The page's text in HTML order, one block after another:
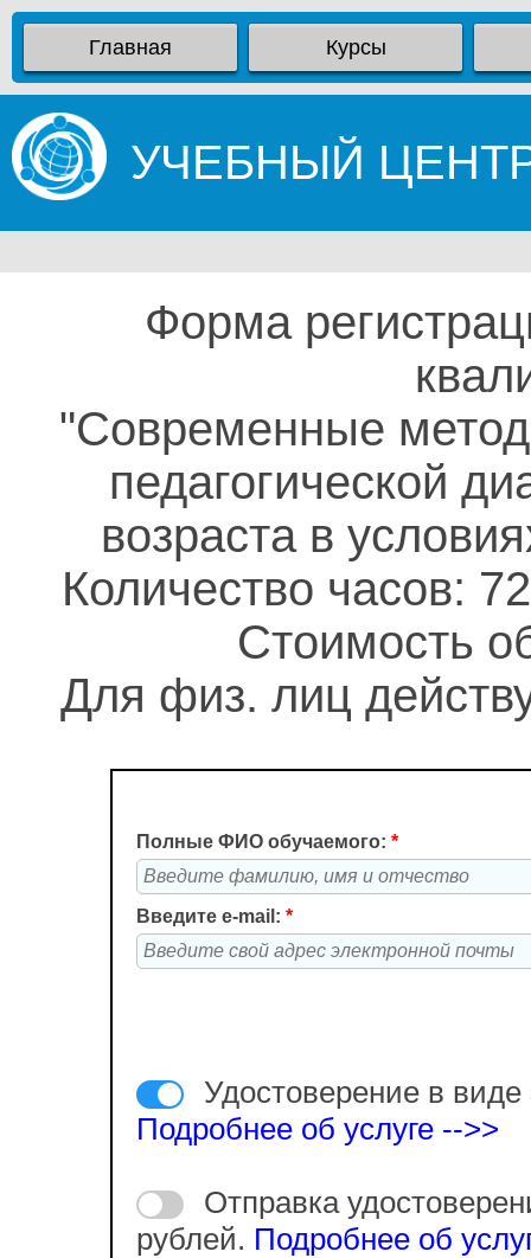
Главная Курсы
УЧЕБНЫЙ
Форма
"Современные
педагогической
возраста в
Количество часов:
Стоимость
Для физ. лиц
Полные ФИО обучаемого: *
Введите e-mail: *
Удостоверение в виде
Подробнее об услуге -->>
Отправка
рублей. Подробнее об